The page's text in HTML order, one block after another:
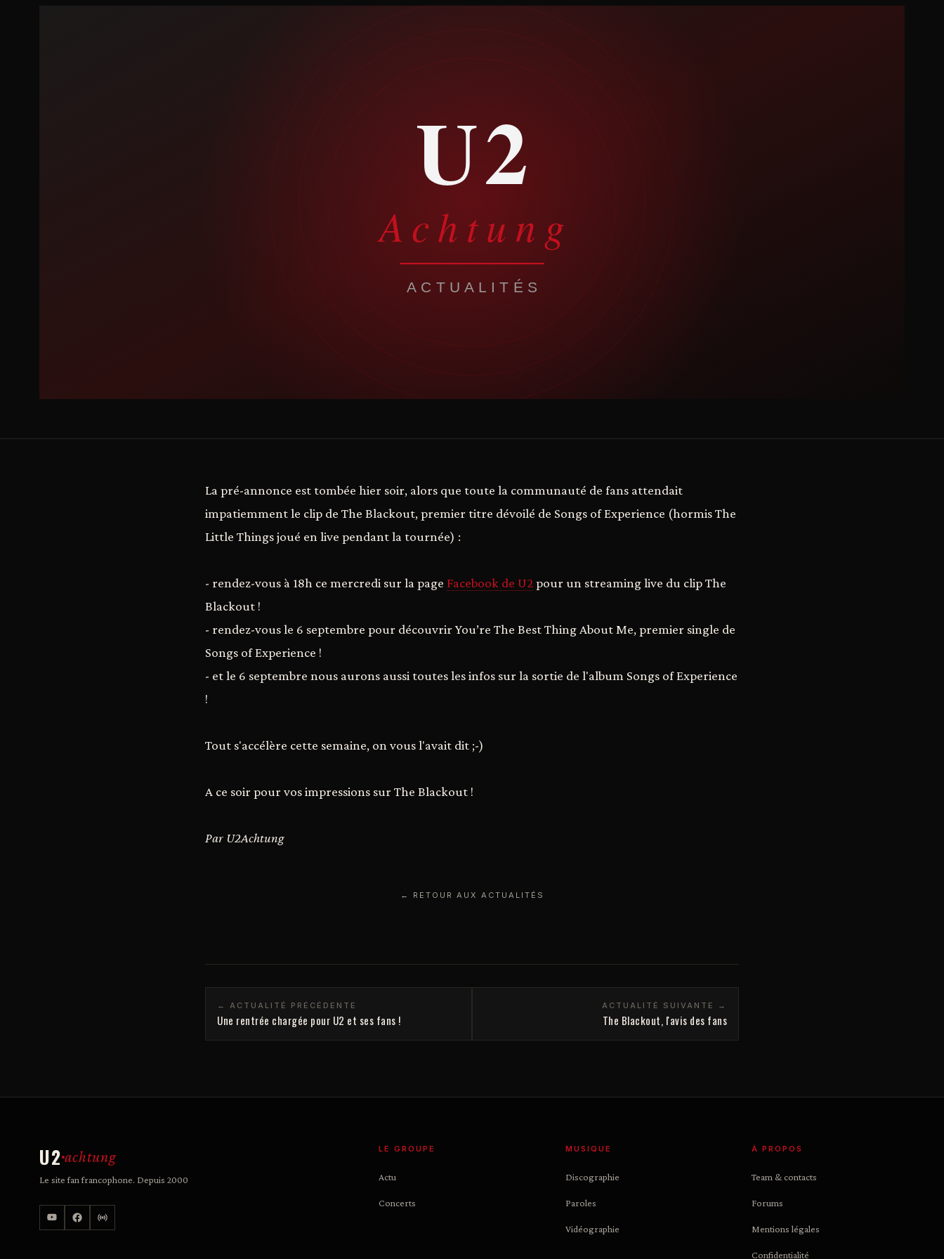
La pré-annonce est tombée hier soir, alors que toute la communauté de fans attendait
impatiemment le clip de The Blackout, premier titre dévoilé de Songs of Experience (hormis The
Little Things joué en live pendant la tournée) :
- rendez-vous à 18h ce mercredi sur la page Facebook de U2pour un streaming live du clip The
Blackout !
- rendez-vous le 6 septembre pour découvrir You’re The Best Thing About Me, premier single de
Songs of Experience !
- et le 6 septembre nous aurons aussi toutes les infos sur la sortie de l'album Songs of Experience
!
Tout s'accélère cette semaine, on vous l'avait dit ;-)
A ce soir pour vos impressions sur The Blackout !
Par U2Achtung
← RETOUR AUX ACTUALITÉS
← ACTUALITÉ PRÉCÉDENTE
Une rentrée chargée pour U2 et ses fans !
ACTUALITÉ SUIVANTE →
The Blackout, l'avis des fans
U2 achtung
Le site fan francophone. Depuis 2000
LE GROUPE
Actu
Concerts
MUSIQUE
Discographie
Paroles
Vidéographie
À PROPOS
Team & contacts
Forums
Mentions légales
Confidentialité